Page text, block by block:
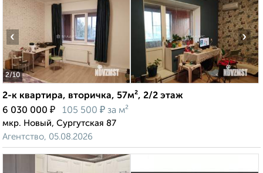
2/10
‹ ›
2-к квартира, вторичка, 57м², 2/2 этаж
6 030 000 ₽ 105 500 ₽ за м²
мкр. Новый, Сургутская 87
Агентство, 05.08.2026